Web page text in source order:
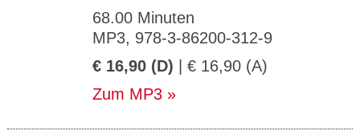
68.00 Minuten
MP3, 978-3-86200-312-9
€ 16,90 (D) | € 16,90 (A)
Zum MP3